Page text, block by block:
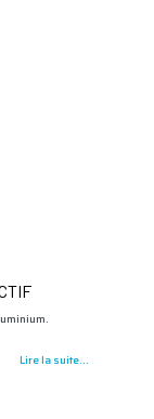
Lire la suite...